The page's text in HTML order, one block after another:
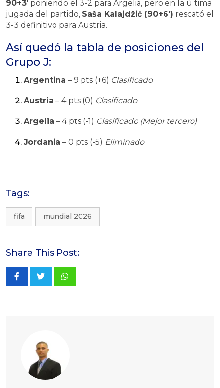
90+3′ poniendo el 3-2 para Argelia, pero en la última
jugada del partido, Saša Kalajdžić (90+6′) rescató el
3-3 definitivo para Austria.
Así quedó la tabla de posiciones del
Grupo J:
Argentina – 9 pts (+6) Clasificado
Austria – 4 pts (0) Clasificado
Argelia – 4 pts (-1) Clasificado (Mejor tercero)
Jordania – 0 pts (-5) Eliminado
Tags:
fifa mundial 2026
Share This Post:
Whatsapp